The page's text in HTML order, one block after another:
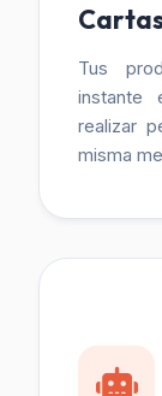
Tus
instante
realizar
misma